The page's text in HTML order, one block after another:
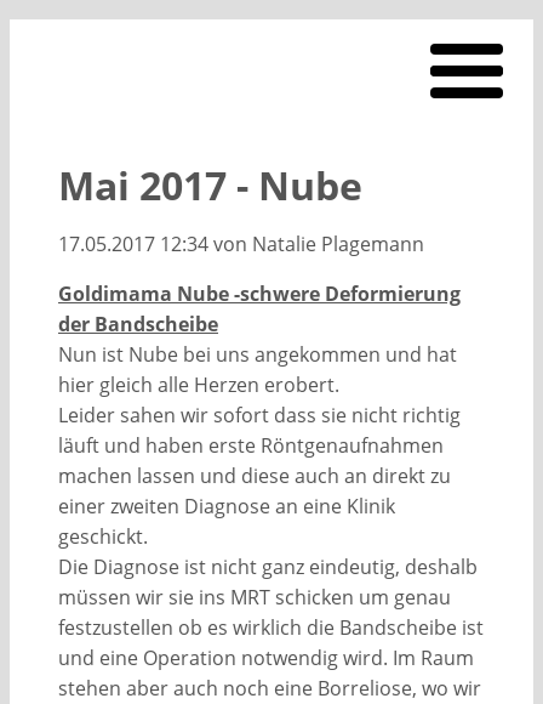
Mai 2017 - Nube
17.05.2017 12:34von Natalie Plagemann
Goldimama Nube -schwere Deformierung
der Bandscheibe
Nun ist Nube bei uns angekommen und hat
hier gleich alle Herzen erobert.
Leider sahen wir sofort dass sie nicht richtig
läuft und haben erste Röntgenaufnahmen
machen lassen und diese auch an direkt zu
einer zweiten Diagnose an eine Klinik
geschickt.
Die Diagnose ist nicht ganz eindeutig, deshalb
müssen wir sie ins MRT schicken um genau
festzustellen ob es wirklich die Bandscheibe ist
und eine Operation notwendig wird. Im Raum
stehen aber auch noch eine Borreliose, wo wir